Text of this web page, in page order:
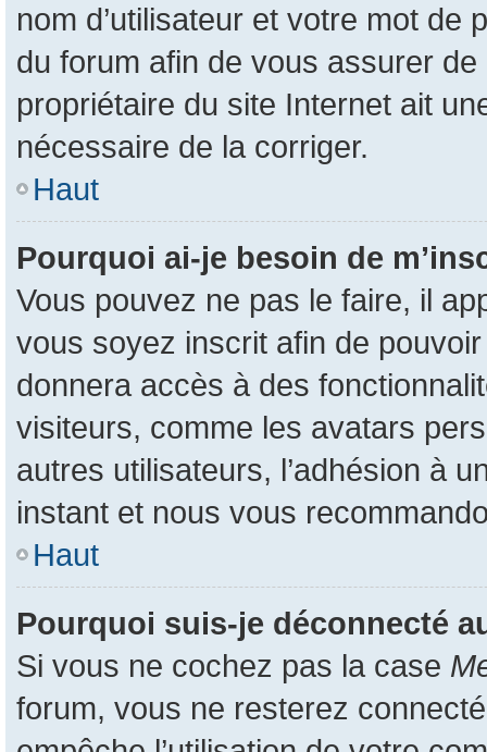
nom d’utilisateur et votre mot de
du forum afin de vous assurer
propriétaire du site Internet ait
nécessaire de la corriger.
Haut
Pourquoi ai-je besoin de
Vous pouvez ne pas le faire, il
vous soyez inscrit afin de
donnera accès à des
visiteurs, comme les avatars
autres utilisateurs, l’adhésion à
instant et nous vous
Haut
Pourquoi suis-je déconnecté
Si vous ne cochez pas la case
forum, vous ne resterez